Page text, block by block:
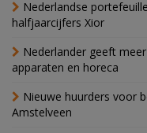
Nederlandse
halfjaarcijfers Xior
Nederlander geeft
apparaten en horeca
Nieuwe huurders voor
Amstelveen